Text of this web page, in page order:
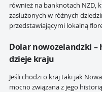
również na banknotach NZD,
zasłużonych w różnych
przedstawiającymi lokalną
Dolar nowozelandzki
dzieje kraju
Jeśli chodzi o kraj taki jak
mocno związana z jego